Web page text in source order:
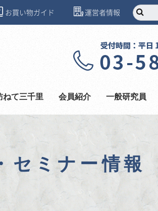
お買い物ガイド 運営者情報
ねて三千里 会員紹介 一般研究員
セミナー情報